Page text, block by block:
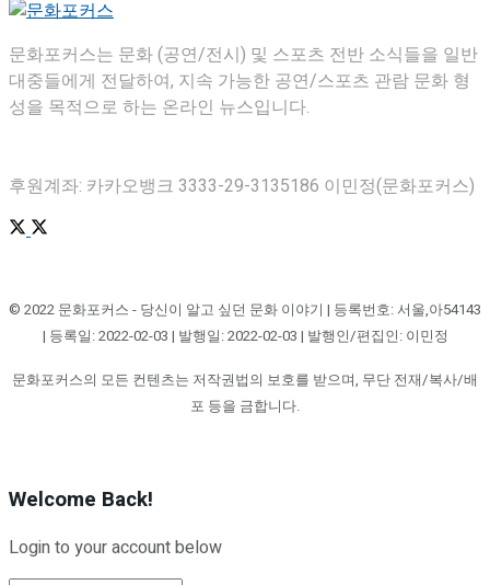
문화포커스는 문화 (공연/전시) 및 스포츠 전반 소식들을 일반
대중들에게 전달하여, 지속 가능한 공연/스포츠 관람 문화 형
성을 목적으로 하는 온라인 뉴스입니다.
후원계좌: 카카오뱅크 3333-29-3135186 이민정(문화포커스)
© 2022 문화포커스 - 당신이 알고 싶던 문화 이야기 | 등록번호: 서울,아54143
| 등록일: 2022-02-03 | 발행일: 2022-02-03 | 발행인/편집인: 이민정
문화포커스의 모든 컨텐츠는 저작권법의 보호를 받으며, 무단 전재/복사/배
포 등을 금합니다.
Welcome Back!
Login to your account below